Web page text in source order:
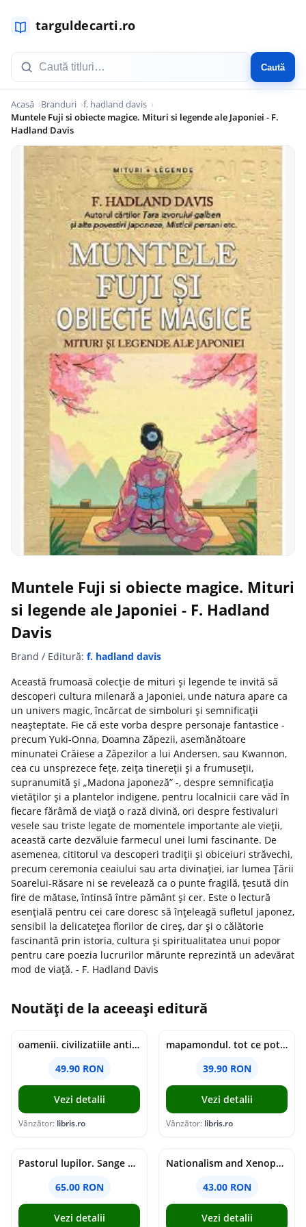
Caută
Acasă Branduri f. hadland davis
Muntele Fuji si obiecte magice. Mituri si legende ale Japoniei - F.
Hadland Davis
Muntele Fuji si obiecte magice. Mituri
si legende ale Japoniei - F. Hadland
Davis
Brand / Editură: f. hadland davis
Această frumoasă colecție de mituri și legende te invită să
descoperi cultura milenară a Japoniei, unde natura apare ca
un univers magic, încărcat de simboluri și semnificații
neașteptate. Fie că este vorba despre personaje fantastice -
precum Yuki-Onna, Doamna Zăpezii, asemănătoare
minunatei Crăiese a Zăpezilor a lui Andersen, sau Kwannon,
cea cu unsprezece fețe, zeița tinereții și a frumuseții,
supranumită și „Madona japoneză” -, despre semnificația
vietăților și a plantelor indigene, pentru localnicii care văd în
fiecare fărâmă de viață o rază divină, ori despre festivaluri
vesele sau triste legate de momentele importante ale vieții,
această carte dezvăluie farmecul unei lumi fascinante. De
asemenea, cititorul va descoperi tradiții și obiceiuri străvechi,
precum ceremonia ceaiului sau arta divinației, iar lumea Țării
Soarelui-Răsare ni se revelează ca o punte fragilă, țesută din
fire de mătase, întinsă între pământ și cer. Este o lectură
esențială pentru cei care doresc să înțeleagă sufletul japonez,
sensibil la delicatețea florilor de cireș, dar și o călătorie
fascinantă prin istoria, cultura și spiritualitatea unui popor
pentru care poezia lucrurilor mărunte reprezintă un adevărat
mod de viață. - F. Hadland Davis
Noutăți de la aceeași editură
oamenii. civilizatiile antice si lucrurile uluitoare pe care le-au creat - jonny marx, charlie davis
49.90 RON
Vezi detalii
Vânzător: libris.ro
mapamondul. tot ce poti invata dintr-o harta - raquel martin
39.90 RON
Vezi detalii
Vânzător: libris.ro
Pastorul lupilor. Sange de varcolac - Larisa Toader
65.00 RON
Vezi detalii
Nationalism and Xenophobia in Post-Soviet Russia - Ioana Madalina Miron
43.00 RON
Vezi detalii